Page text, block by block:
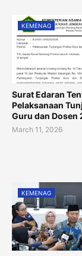
KEMENAG
Surat Edaran
Pelaksanaan
Guru dan Dosen
March 11, 2026
KEMENAG